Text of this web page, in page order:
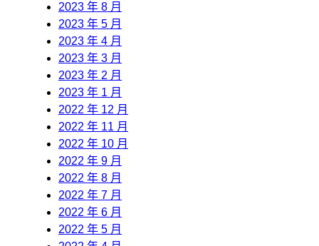
2023 年 8 月
2023 年 5 月
2023 年 4 月
2023 年 3 月
2023 年 2 月
2023 年 1 月
2022 年 12 月
2022 年 11 月
2022 年 10 月
2022 年 9 月
2022 年 8 月
2022 年 7 月
2022 年 6 月
2022 年 5 月